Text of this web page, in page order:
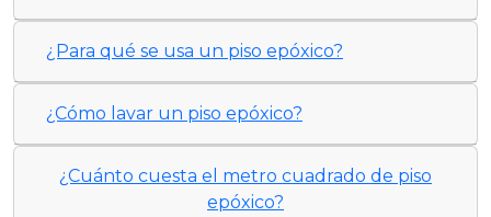
¿Para qué se usa un piso epóxico?
¿Cómo lavar un piso epóxico?
¿Cuánto cuesta el metro cuadrado de piso
epóxico?